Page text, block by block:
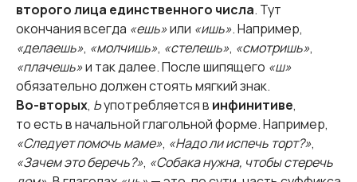
второго лица единственного числа. Тут
окончания всегда «ешь»или «ишь». Например,
«делаешь», «молчишь», «стелешь», «смотришь»,
«плачешь»и так далее. После шипящего «ш»
обязательно должен стоять мягкий знак.
Во-вторых, Ьупотребляется в инфинитиве,
то есть в начальной глагольной форме. Например,
«Следует помочь маме», «Надо ли испечь торт?»,
«Зачем это беречь?», «Собака нужна, чтобы стеречь